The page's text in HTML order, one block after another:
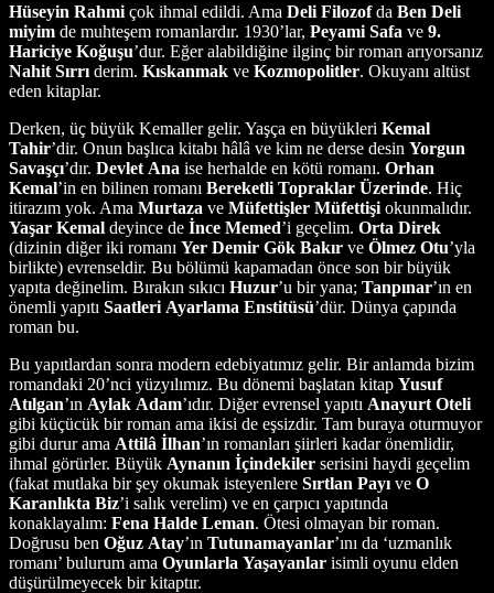
Hüseyin Rahmi çok ihmal edildi. Ama Deli Filozofda Ben Deli
miyim de muhteşem romanlardır. 1930’lar, Peyami Safa ve 9.
Hariciye Koğuşu’dur. Eğer alabildiğine ilginç bir roman arıyorsanız
Nahit Sırrı derim. Kıskanmak ve Kozmopolitler. Okuyanı altüst
eden kitaplar.
Derken, üç büyük Kemaller gelir. Yaşça en büyükleri Kemal
Tahir’dir. Onun başlıca kitabı hâlâ ve kim ne derse desin Yorgun
Savaşçı’dır. Devlet Ana ise herhalde en kötü romanı. Orhan
Kemal’in en bilinen romanı Bereketli Topraklar Üzerinde. Hiç
itirazım yok. Ama Murtaza ve Müfettişler Müfettişi okunmalıdır.
Yaşar Kemal deyince de İnce Memed’i geçelim. Orta Direk
(dizinin diğer iki romanı Yer Demir Gök Bakır ve Ölmez Otu’yla
birlikte) evrenseldir. Bu bölümü kapamadan önce son bir büyük
yapıta değinelim. Bırakın sıkıcı Huzur’u bir yana; Tanpınar’ın en
önemli yapıtı Saatleri Ayarlama Enstitüsü’dür. Dünya çapında
roman bu.
Bu yapıtlardan sonra modern edebiyatımız gelir. Bir anlamda bizim
romandaki 20’nci yüzyılımız. Bu dönemi başlatan kitap Yusuf
Atılgan’ın Aylak Adam’ıdır. Diğer evrensel yapıtı Anayurt Oteli
gibi küçücük bir roman ama ikisi de eşsizdir. Tam buraya oturmuyor
gibi durur ama Attilâ İlhan’ın romanları şiirleri kadar önemlidir,
ihmal görürler. Büyük Aynanın İçindekiler serisini haydi geçelim
(fakat mutlaka bir şey okumak isteyenlere Sırtlan Payı ve O
Karanlıkta Biz’i salık verelim) ve en çarpıcı yapıtında
konaklayalım: Fena Halde Leman. Ötesi olmayan bir roman.
Doğrusu ben Oğuz Atay’ın Tutunamayanlar’ını da ‘uzmanlık
romanı’ bulurum ama Oyunlarla Yaşayanlar isimli oyunu elden
düşürülmeyecek bir kitaptır.